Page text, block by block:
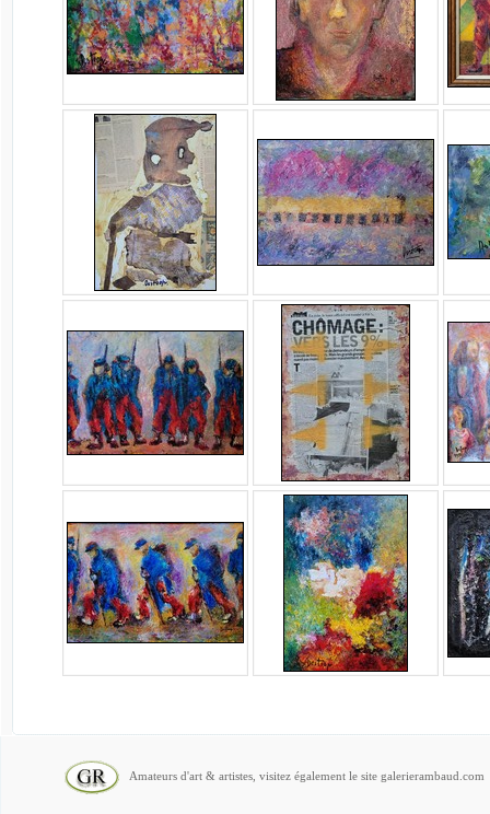
Amateurs d'art & artistes, visitez également le site galerierambaud.com